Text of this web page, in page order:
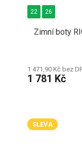
Zimní boty
1 471,90 Kč bez
1 781 Kč
22 26
SLEVA